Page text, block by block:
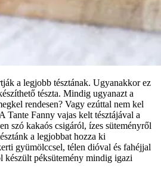
a legjobb tésztának. Ugyanakkor ez
tészta. Mindig ugyanazt a
rendesen? Vagy ezúttal nem kel
Tante Fanny vajas kelt tésztájával a
szó kakaós csigáról, ízes süteményről
a legjobbat hozza ki
gyümölccsel, télen dióval és fahéjjal
készült péksütemény mindig igazi